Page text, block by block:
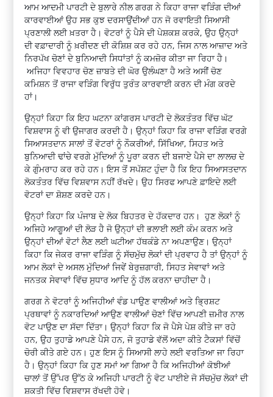
ਆਮ ਆਦਮੀ ਪਾਰਟੀ ਦੇ ਬੁਲਾਰੇ ਨੀਲ ਗਰਗ ਨੇ ਕਿਹਾ ਰਾਜਾ ਵੜਿੰਗ ਦੀਆਂ
ਕਾਰਵਾਈਆਂ ਉਹ ਸਭ ਕੁਝ ਦਰਸਾਉਂਦੀਆਂ ਹਨ ਜੋ ਰਵਾਇਤੀ ਸਿਆਸੀ
ਪ੍ਰਣਾਲੀ ਲਈ ਖ਼ਤਰਾ ਹੈ। ਵੋਟਰਾਂ ਨੂੰ ਪੈਸੇ ਦੀ ਪੇਸ਼ਕਸ਼ ਕਰਕੇ, ਉਹ ਉਨ੍ਹਾਂ
ਦੀ ਵਫ਼ਾਦਾਰੀ ਨੂੰ ਖ਼ਰੀਦਣ ਦੀ ਕੋਸ਼ਿਸ਼ ਕਰ ਰਹੇ ਹਨ, ਜਿਸ ਨਾਲ ਆਜ਼ਾਦ ਅਤੇ
ਨਿਰਪੱਖ ਚੋਣਾਂ ਦੇ ਬੁਨਿਆਦੀ ਸਿਧਾਂਤਾਂ ਨੂੰ ਕਮਜ਼ੋਰ ਕੀਤਾ ਜਾ ਰਿਹਾ ਹੈ।
ਅਜਿਹਾ ਵਿਵਹਾਰ ਚੋਣ ਜ਼ਾਬਤੇ ਦੀ ਘੋਰ ਉਲੰਘਣਾ ਹੈ ਅਤੇ ਅਸੀਂ ਚੋਣ
ਕਮਿਸ਼ਨ ਤੋਂ ਰਾਜਾ ਵੜਿੰਗ ਵਿਰੁੱਧ ਤੁਰੰਤ ਕਾਰਵਾਈ ਕਰਨ ਦੀ ਮੰਗ ਕਰਦੇ
ਹਾਂ।
ਉਨ੍ਹਾਂ ਕਿਹਾ ਕਿ ਇਹ ਘਟਨਾ ਕਾਂਗਰਸ ਪਾਰਟੀ ਦੇ ਲੋਕਤੰਤਰ ਵਿੱਚ ਘੱਟ
ਵਿਸ਼ਵਾਸ ਨੂੰ ਵੀ ਉਜਾਗਰ ਕਰਦੀ ਹੈ। ਉਨ੍ਹਾਂ ਕਿਹਾ ਕਿ ਰਾਜਾ ਵੜਿੰਗ ਵਰਗੇ
ਸਿਆਸਤਦਾਨ ਸਾਲਾਂ ਤੋਂ ਵੋਟਰਾਂ ਨੂੰ ਨੌਕਰੀਆਂ, ਸਿੱਖਿਆ, ਸਿਹਤ ਅਤੇ
ਬੁਨਿਆਦੀ ਢਾਂਚੇ ਵਰਗੇ ਮੁੱਦਿਆਂ ਨੂੰ ਪੂਰਾ ਕਰਨ ਦੀ ਬਜਾਏ ਪੈਸੇ ਦਾ ਲਾਲਚ ਦੇ
ਕੇ ਗੁੰਮਰਾਹ ਕਰ ਰਹੇ ਹਨ। ਇਸ ਤੋਂ ਸਪੱਸ਼ਟ ਹੁੰਦਾ ਹੈ ਕਿ ਇਹ ਸਿਆਸਤਦਾਨ
ਲੋਕਤੰਤਰ ਵਿੱਚ ਵਿਸ਼ਵਾਸ ਨਹੀਂ ਰੱਖਦੇ। ਉਹ ਸਿਰਫ ਆਪਣੇ ਫ਼ਾਇਦੇ ਲਈ
ਵੋਟਰਾਂ ਦਾ ਸ਼ੋਸ਼ਣ ਕਰਦੇ ਹਨ।
ਉਨ੍ਹਾਂ ਕਿਹਾ ਕਿ ਪੰਜਾਬ ਦੇ ਲੋਕ ਬਿਹਤਰ ਦੇ ਹੱਕਦਾਰ ਹਨ। ਹੁਣ ਲੋਕਾਂ ਨੂੰ
ਅਜਿਹੇ ਆਗੂਆਂ ਦੀ ਲੋੜ ਹੈ ਜੋ ਉਨ੍ਹਾਂ ਦੀ ਭਲਾਈ ਲਈ ਕੰਮ ਕਰਨ ਅਤੇ
ਉਨ੍ਹਾਂ ਦੀਆਂ ਵੋਟਾਂ ਲੈਣ ਲਈ ਘਟੀਆ ਹੱਥਕੰਡੇ ਨਾ ਅਪਣਾਉਣ। ਉਨ੍ਹਾਂ
ਕਿਹਾ ਕਿ ਜੇਕਰ ਰਾਜਾ ਵੜਿੰਗ ਨੂੰ ਸੱਚਮੁੱਚ ਲੋਕਾਂ ਦੀ ਪ੍ਰਵਾਹ ਹੈ ਤਾਂ ਉਨ੍ਹਾਂ ਨੂੰ
ਆਮ ਲੋਕਾਂ ਦੇ ਅਸਲ ਮੁੱਦਿਆਂ ਜਿਵੇਂ ਬੇਰੁਜ਼ਗਾਰੀ, ਸਿਹਤ ਸੇਵਾਵਾਂ ਅਤੇ
ਜਨਤਕ ਸੇਵਾਵਾਂ ਵਿੱਚ ਸੁਧਾਰ ਆਦਿ ਨੂੰ ਹੱਲ ਕਰਨਾ ਚਾਹੀਦਾ ਹੈ।
ਗਰਗ ਨੇ ਵੋਟਰਾਂ ਨੂੰ ਅਜਿਹੀਆਂ ਵੰਡ ਪਾਉਣ ਵਾਲੀਆਂ ਅਤੇ ਭ੍ਰਿਸ਼ਟ
ਪ੍ਰਥਾਵਾਂ ਨੂੰ ਨਕਾਰਦਿਆਂ ਆਉਣ ਵਾਲੀਆਂ ਚੋਣਾਂ ਵਿੱਚ ਆਪਣੀ ਜ਼ਮੀਰ ਨਾਲ
ਵੋਟ ਪਾਉਣ ਦਾ ਸੱਦਾ ਦਿੱਤਾ। ਉਨ੍ਹਾਂ ਕਿਹਾ ਕਿ ਜੋ ਪੈਸੇ ਪੇਸ਼ ਕੀਤੇ ਜਾ ਰਹੇ
ਹਨ, ਉਹ ਤੁਹਾਡੇ ਆਪਣੇ ਪੈਸੇ ਹਨ, ਜੋ ਤੁਹਾਡੇ ਵੱਲੋਂ ਅਦਾ ਕੀਤੇ ਟੈਕਸਾਂ ਵਿੱਚੋਂ
ਚੋਰੀ ਕੀਤੇ ਗਏ ਹਨ। ਹੁਣ ਇਸ ਨੂੰ ਸਿਆਸੀ ਲਾਹੇ ਲਈ ਵਰਤਿਆ ਜਾ ਰਿਹਾ
ਹੈ। ਉਨ੍ਹਾਂ ਕਿਹਾ ਕਿ ਹੁਣ ਸਮਾਂ ਆ ਗਿਆ ਹੈ ਕਿ ਅਜਿਹੀਆਂ ਕੋਝੀਆਂ
ਚਾਲਾਂ ਤੋਂ ਉੱਪਰ ਉੱਠ ਕੇ ਅਜਿਹੀ ਪਾਰਟੀ ਨੂੰ ਵੋਟ ਪਾਈਏ ਜੋ ਸੱਚਮੁੱਚ ਲੋਕਾਂ ਦੀ
ਸ਼ਕਤੀ ਵਿੱਚ ਵਿਸ਼ਵਾਸ ਰੱਖਦੀ ਹੋਵੇ।